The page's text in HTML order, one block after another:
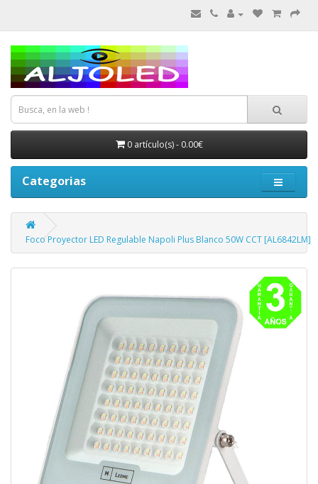
0 artículo(s) - 0.00€
Categorias
Foco Proyector LED Regulable Napoli Plus Blanco 50W CCT [AL6842LM]